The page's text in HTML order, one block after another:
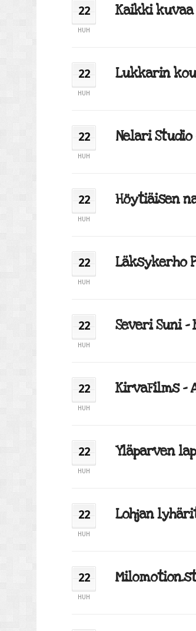
22
HUH
Kaikki kuvaa
22
HUH
Lukkarin
22
HUH
Nelari Studio
22
HUH
Höytiäisen
22
HUH
Läksykerho
22
HUH
Severi Suni –
22
HUH
KirvaFilms –
22
HUH
Yläparven
22
HUH
Lohjan
22
HUH